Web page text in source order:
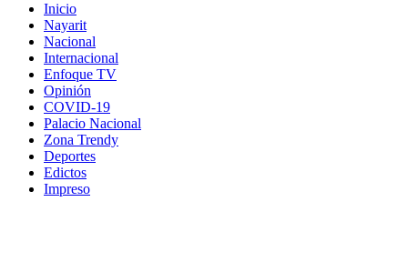
Inicio
Nayarit
Nacional
Internacional
Enfoque TV
Opinión
COVID-19
Palacio Nacional
Zona Trendy
Deportes
Edictos
Impreso